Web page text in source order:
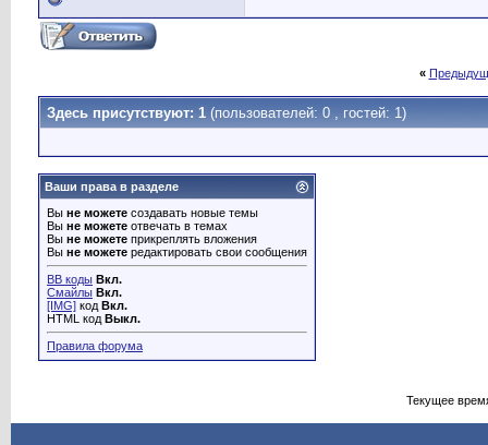
«
Здесь присутствуют: 1 (пользователей: 0 , гостей: 1)
Ваши права в разделе
Вы не можете создавать новые темы
Вы не можете отвечать в темах
Вы не можете прикреплять вложения
Вы не можете редактировать свои сообщения
BB коды Вкл.
Смайлы Вкл.
[IMG] код Вкл.
HTML код Выкл.
Правила форума
Текущее